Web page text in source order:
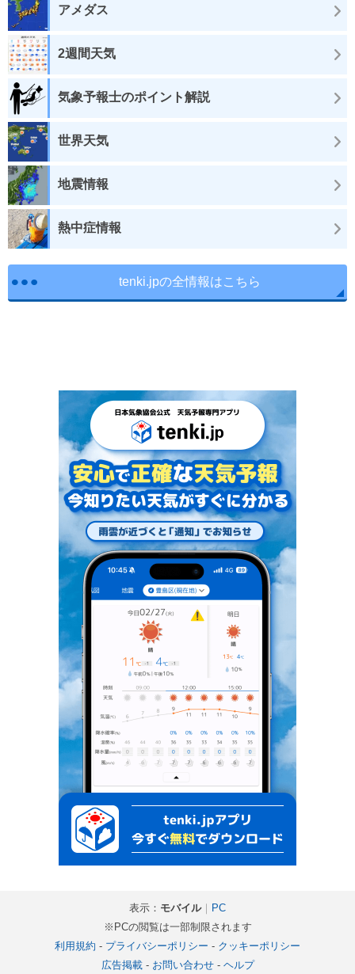
アメダス
2週間天気
気象予報士のポイント解説
世界天気
地震情報
熱中症情報
tenki.jpの全情報はこちら
表示： モバイル｜ PC
※PCの閲覧は一部制限されます
利用規約 - プライバシーポリシー - クッキーポリシー
広告掲載- お問い合わせ- ヘルプ